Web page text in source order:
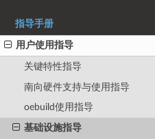
指导手册
用户使用指导
关键特性指导
南向硬件支持与使用指导
oebuild使用指导
基础设施指导